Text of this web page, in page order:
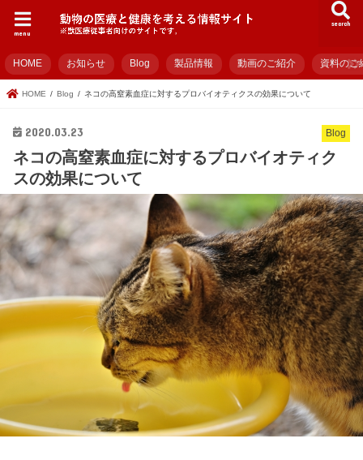
search
menu
HOME お知らせ Blog 製品情報 動画のご紹介 資料のご
HOME Blog ネコの高窒素血症に対するプロバイオティクスの効果について
Blog
2020.03.23
ネコの高窒素血症に対するプロバイオティク
スの効果について